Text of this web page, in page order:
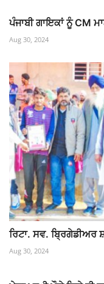
ਪੰਜਾਬੀ ਗਾਇਕਾਂ ਨੂੰ CM
Aug 30, 2024
ਰਿਟਾ. ਸਵ. ਬ੍ਰਿਗੇਡੀਅਰ
Aug 30, 2024